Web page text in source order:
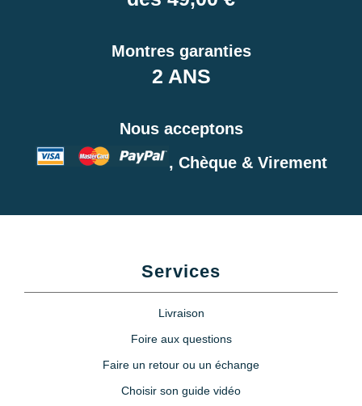
Montres garanties
2 ANS
Nous acceptons
, Chèque & Virement
Services
Livraison
Foire aux questions
Faire un retour ou un échange
Choisir son guide vidéo